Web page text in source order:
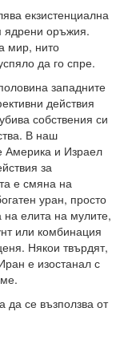
екзистенциална
ядрени оръжия.
мир, нито
да го спре.
западните
действия
собствения си
В наш
Америка и Израел
за
е смяна на
уран, просто
елита на мулите,
или комбинация
Някои твърдят,
е изостанал с
да се възползва от